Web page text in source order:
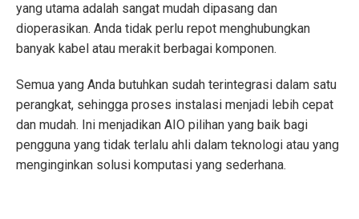
yang utama adalah sangat mudah dipasang dan
dioperasikan. Anda tidak perlu repot menghubungkan
banyak kabel atau merakit berbagai komponen.
Semua yang Anda butuhkan sudah terintegrasi dalam satu
perangkat, sehingga proses instalasi menjadi lebih cepat
dan mudah. Ini menjadikan AIO pilihan yang baik bagi
pengguna yang tidak terlalu ahli dalam teknologi atau yang
menginginkan solusi komputasi yang sederhana.